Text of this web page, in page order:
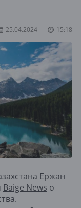
25.04.2024 15:18
Ержан
Baige News о